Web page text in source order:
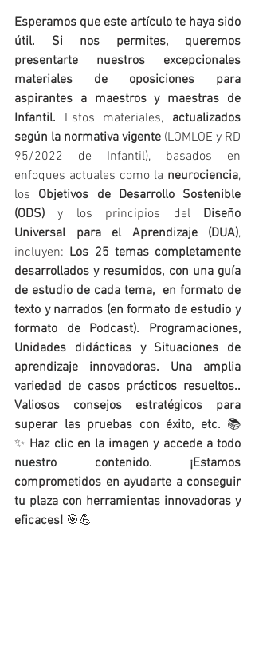
Esperamos que este artículo te haya sido
útil. Si nos permites, queremos
presentarte nuestros excepcionales
materiales de oposiciones para
aspirantes a maestros y maestras de
Infantil. Estos materiales, actualizados
según la normativa vigente (LOMLOE y RD
95/2022 de Infantil), basados en
enfoques actuales como la neurociencia,
los Objetivos de Desarrollo Sostenible
(ODS) y los principios del Diseño
Universal para el Aprendizaje (DUA),
incluyen: Los 25 temas completamente
desarrollados y resumidos, con una guía
de estudio de cada tema,  en formato de
texto y narrados (en formato de estudio y
formato de Podcast). Programaciones,
Unidades didácticas y Situaciones de
aprendizaje innovadoras. Una amplia
variedad de casos prácticos resueltos..
Valiosos consejos estratégicos para
superar las pruebas con éxito, etc. 📚
✨ Haz clic en la imagen y accede a todo
nuestro contenido. ¡Estamos
comprometidos en ayudarte a conseguir
tu plaza con herramientas innovadoras y
eficaces! 🎯💪